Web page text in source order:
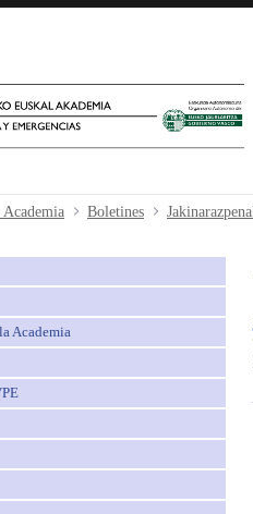
- 2018.11.19 - avpe
Boletines
Academia